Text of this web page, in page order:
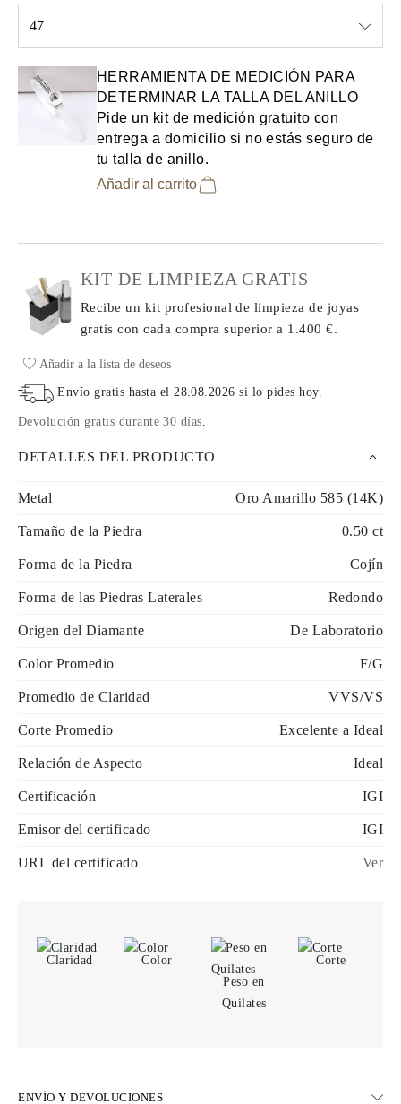
47
HERRAMIENTA DE MEDICIÓN PARA
DETERMINAR LA TALLA DEL ANILLO
Pide un kit de medición gratuito con
entrega a domicilio si no estás seguro de
tu talla de anillo.
Añadir al carrito
KIT DE LIMPIEZA GRATIS
Recibe un kit profesional de limpieza de joyas
gratis con cada comprasuperior a 1.400 €.
Añadir a la lista de deseos
Envío gratis hasta el 28.08.2026 si lo pides hoy.
Devolución gratis durante 30 días
DETALLES DEL PRODUCTO
Metal Oro Amarillo 585 (14K)
Tamaño de la Piedra 0.50 ct
Forma de la Piedra Cojín
Forma de las Piedras Laterales Redondo
Origen del Diamante De Laboratorio
Color Promedio F/G
Promedio de Claridad VVS/VS
Corte Promedio Excelente a Ideal
Relación de Aspecto Ideal
Certificación IGI
Emisor del certificado IGI
URL del certificado Ver
Claridad
Color
Peso en
Quilates
Corte
ENVÍO Y DEVOLUCIONES